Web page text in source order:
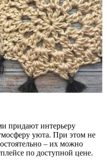
придают интерьеру
уюта. При этом не
– их можно
по доступной цене.